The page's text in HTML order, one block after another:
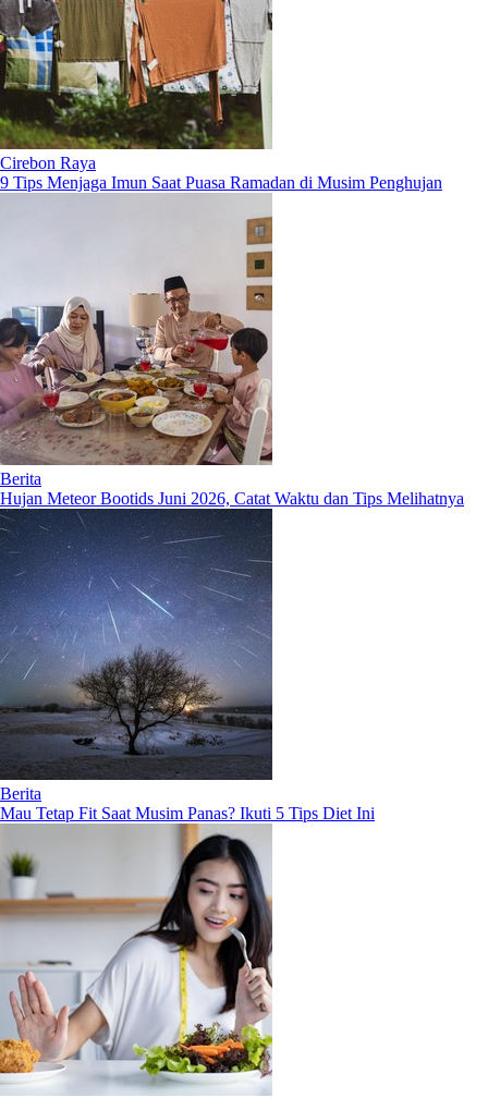
Cirebon Raya
9 Tips Menjaga Imun Saat Puasa Ramadan di Musim Penghujan
Berita
Hujan Meteor Bootids Juni 2026, Catat Waktu dan Tips Melihatnya
Berita
Mau Tetap Fit Saat Musim Panas? Ikuti 5 Tips Diet Ini